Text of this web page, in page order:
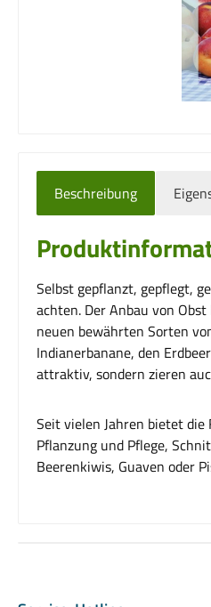
Beschreibung
Selbst gepflanzt, gepflegt,
achten. Der Anbau von
neuen bewährten Sorten
Indianerbanane, den
attraktiv, sondern zieren
Seit vielen Jahren bietet
Pflanzung und Pflege,
Beerenkiwis, Guaven oder